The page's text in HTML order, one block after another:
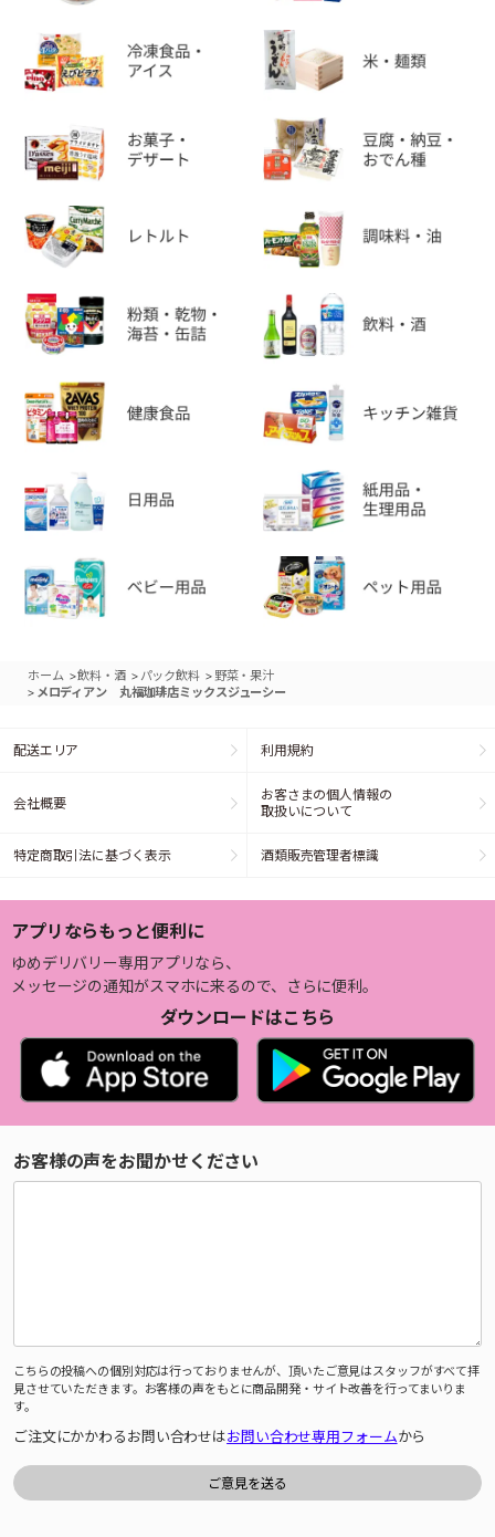
ホーム >飲料・酒 > パック飲料 > 野菜・果汁
> メロディアン 丸福珈琲店ミックスジューシー
配送エリア 利用規約
会社概要
お客さまの個人情報の
取扱いについて
特定商取引法に基づく表示 酒類販売管理者標識
アプリならもっと便利に
ゆめデリバリー専用アプリなら、
メッセージの通知がスマホに来るので、さらに便利。
ダウンロードはこちら
お客様の声をお聞かせください
こちらの投稿への個別対応は行っておりませんが、頂いたご意見はスタッフがすべて拝
見させていただきます。お客様の声をもとに商品開発・サイト改善を行ってまいりま
す。
ご注文にかかわるお問い合わせはお問い合わせ専用フォームから